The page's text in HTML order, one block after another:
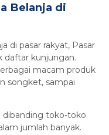
Belanja di
di pasar rakyat, Pasar
daftar kunjungan.
macam produk
songket, sampai
dibanding toko-toko
jumlah banyak.